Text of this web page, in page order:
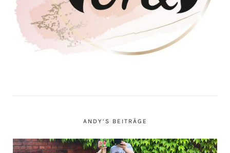
ANDY’S BEITRÄGE